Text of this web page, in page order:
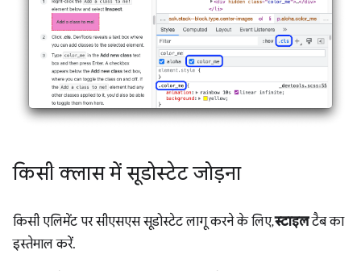
किसी क्लास में सूडोस्टेट जोड़ना
किसी एलिमेंट पर सीएसएस सूडोस्टेट लागू करने के लिए,स्टाइलटैब का
इस्तेमाल करें.